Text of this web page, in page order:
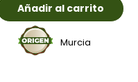
Añadir al carrito
Murcia